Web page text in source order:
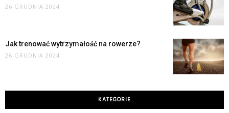
26 GRUDNIA 2024
Jak trenować wytrzymałość na rowerze?
26 GRUDNIA 2024
KATEGORIE